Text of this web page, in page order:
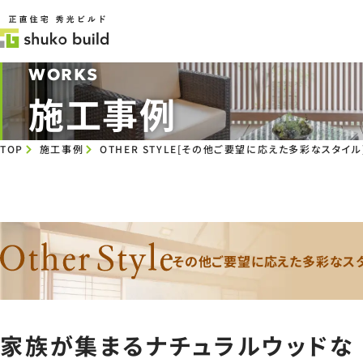
WORKS
施工事例
TOP 施工事例 OTHER STYLE[その他ご要望に応えた多彩なスタイ
その他ご要望に応えた多彩なス
家族が集まるナチュラルウッドな